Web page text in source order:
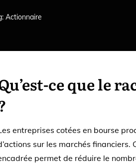
Actionnaire
ce que le
entreprises cotées en bourse
sur les marchés financiers.
permet de réduire le